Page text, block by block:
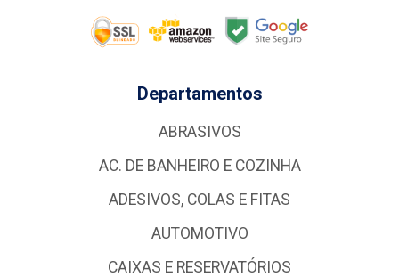
Departamentos
ABRASIVOS
AC. DE BANHEIRO E COZINHA
ADESIVOS, COLAS E FITAS
AUTOMOTIVO
CAIXAS E RESERVATÓRIOS